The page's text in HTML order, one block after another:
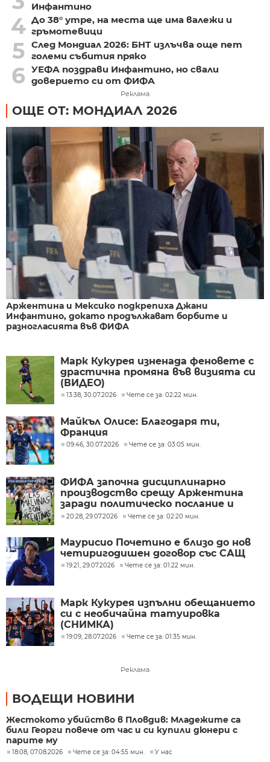
Инфантино
4 До 38° утре, на места ще има валежи и
гръмотевици
5 След Мондиал 2026: БНТ излъчва още пет
големи събития пряко
6 УЕФА поздрави Инфантино, но свали
доверието си от ФИФА
Реклама
ОЩЕ ОТ: МОНДИАЛ 2026
Аржентина и Мексико подкрепиха Джани
Инфантино, докато продължават борбите и
разногласията във ФИФА
Марк Кукурея изненада феновете с
драстична промяна във визията си
(ВИДЕО)
13:38, 30.07.2026 Чете се за: 02:22 мин.
Майкъл Олисе: Благодаря ти,
Франция
09:46, 30.07.2026 Чете се за: 03:05 мин.
ФИФА започна дисциплинарно
производство срещу Аржентина
заради политическо послание и
ексцесии на Мондиал 2026
20:28, 29.07.2026 Чете се за: 02:20 мин.
Маурисио Почетино е близо до нов
четиригодишен договор със САЩ
19:21, 29.07.2026 Чете се за: 01:22 мин.
Марк Кукурея изпълни обещанието
си с необичайна татуировка
(СНИМКА)
19:09, 28.07.2026 Чете се за: 01:35 мин.
Реклама
ВОДЕЩИ НОВИНИ
Жестокото убийство в Пловдив: Младежите са
били Георги повече от час и си купили дюнери с
парите му
18:08, 07.08.2026 Чете се за: 04:55 мин. У нас